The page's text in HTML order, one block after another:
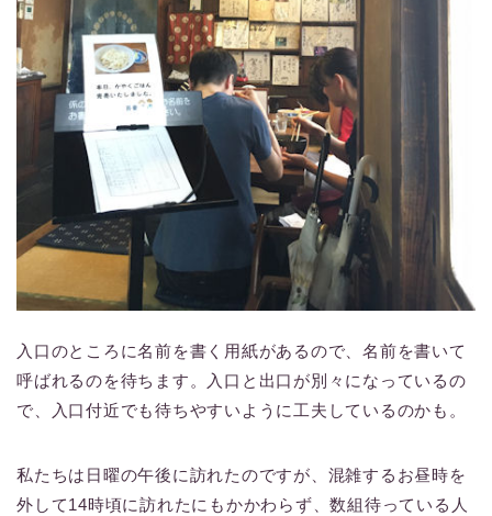
入口のところに名前を書く用紙があるので、名前を書いて
呼ばれるのを待ちます。入口と出口が別々になっているの
で、入口付近でも待ちやすいように工夫しているのかも。
私たちは日曜の午後に訪れたのですが、混雑するお昼時を
外して14時頃に訪れたにもかかわらず、数組待っている人